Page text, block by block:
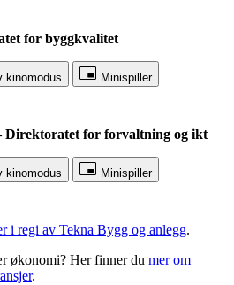
for byggkvalitet
kinomodus Minispiller
Direktoratet for forvaltning og ikt
kinomodus Minispiller
i regi av Tekna Bygg og anlegg.
økonomi? Her finner du mer om
.